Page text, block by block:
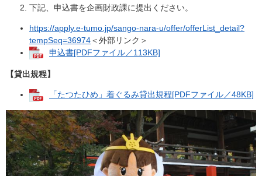
下記、申込書を企画財政課に提出ください。
https://apply.e-tumo.jp/sango-nara-u/offer/offerList_detail?
tempSeq=36974＜外部リンク＞
申込書[PDFファイル／113KB]
【貸出規程】
「たつたひめ」着ぐるみ貸出規程[PDFファイル／48KB]